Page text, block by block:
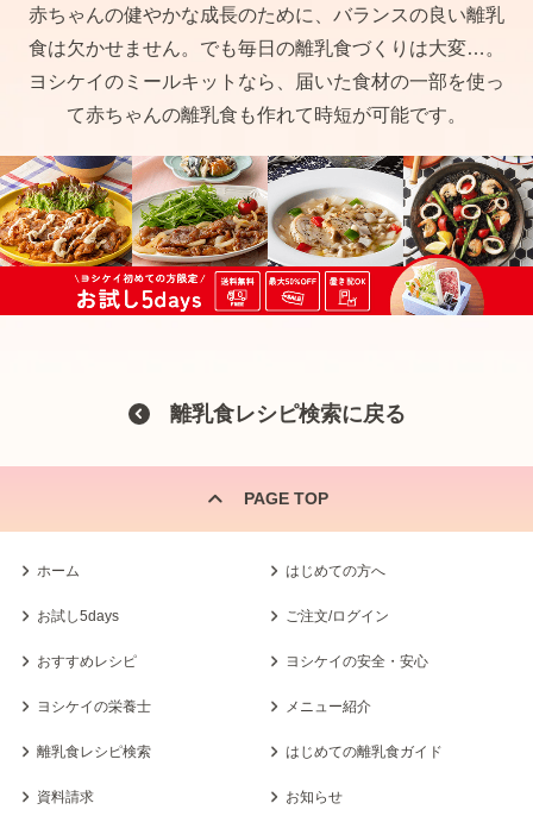
赤ちゃんの健やかな成長のために、バランスの良い離乳
食は欠かせません。でも毎日の離乳食づくりは大変…。
ヨシケイのミールキットなら、届いた食材の一部を使っ
て赤ちゃんの離乳食も作れて時短が可能です。
離乳食レシピ検索に戻る
PAGE TOP
ホーム はじめての方へ
お試し5days ご注文/ログイン
おすすめレシピ ヨシケイの安全・安心
ヨシケイの栄養士 メニュー紹介
離乳食レシピ検索 はじめての離乳食ガイド
資料請求 お知らせ